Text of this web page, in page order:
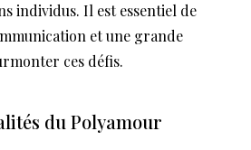
individus. Il est essentiel de
et une grande
ces défis.
du Polyamour